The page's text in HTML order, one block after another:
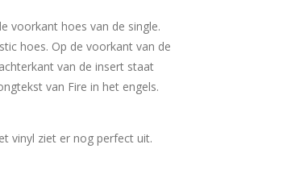
voorkant hoes van de single.
hoes. Op de voorkant van de
van de insert staat
van Fire in het engels.
vinyl ziet er nog perfect uit.